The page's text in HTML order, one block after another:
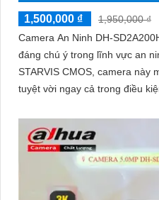
1,500,000 ₫
1,950,000 ₫
Camera An Ninh DH-
đáng chú ý trong lĩnh vực an ninh. Với công nghệ
STARVIS CMOS, camera này
tuyệt vời ngay cả trong điều